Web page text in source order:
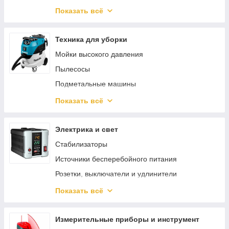
Сельскохозяйственные машины
Садовый отдых
Клеевые пистолеты
Строительные миксеры
Гайковерты
Степлеры / нейлеры
Машины алмазного бурения
Штроборезы / Бороздоделы
Дисковые пилы
Электрические ножницы
Краскопульты
Сабельные пилы
Граверы
Комплектующие для генераторов
Показать всё
Техника для уборки
Мойки высокого давления
Пылесосы
Подметальные машины
Аксессуары и принадлежности
Очистители окон
Пеногенераторы
Средства для чистки и ухода
Поломойные машины
Показать всё
Электрика и свет
Стабилизаторы
Источники бесперебойного питания
Розетки, выключатели и удлинители
Клеммы, сжимы, кабельные наконечники
Освещение
Показать всё
Измерительные приборы и инструмент